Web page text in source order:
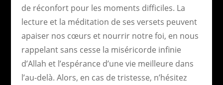
de réconfort pour les moments difficiles. La
lecture et la méditation de ses versets peuvent
apaiser nos cœurs et nourrir notre foi, en nous
rappelant sans cesse la miséricorde infinie
d’Allah et l’espérance d’une vie meilleure dans
l’au-delà. Alors, en cas de tristesse, n’hésitez